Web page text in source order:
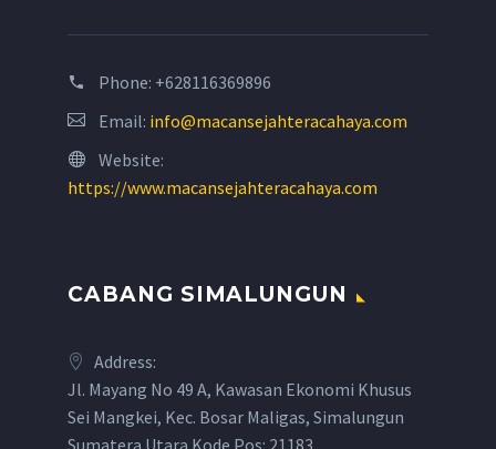
Phone: +628116369896
Email: info@macansejahteracahaya.com
Website:
https://www.macansejahteracahaya.com
CABANG SIMALUNGUN
Address:
Jl. Mayang No 49 A, Kawasan Ekonomi Khusus
Sei Mangkei, Kec. Bosar Maligas, Simalungun
Sumatera Utara Kode Pos: 21183